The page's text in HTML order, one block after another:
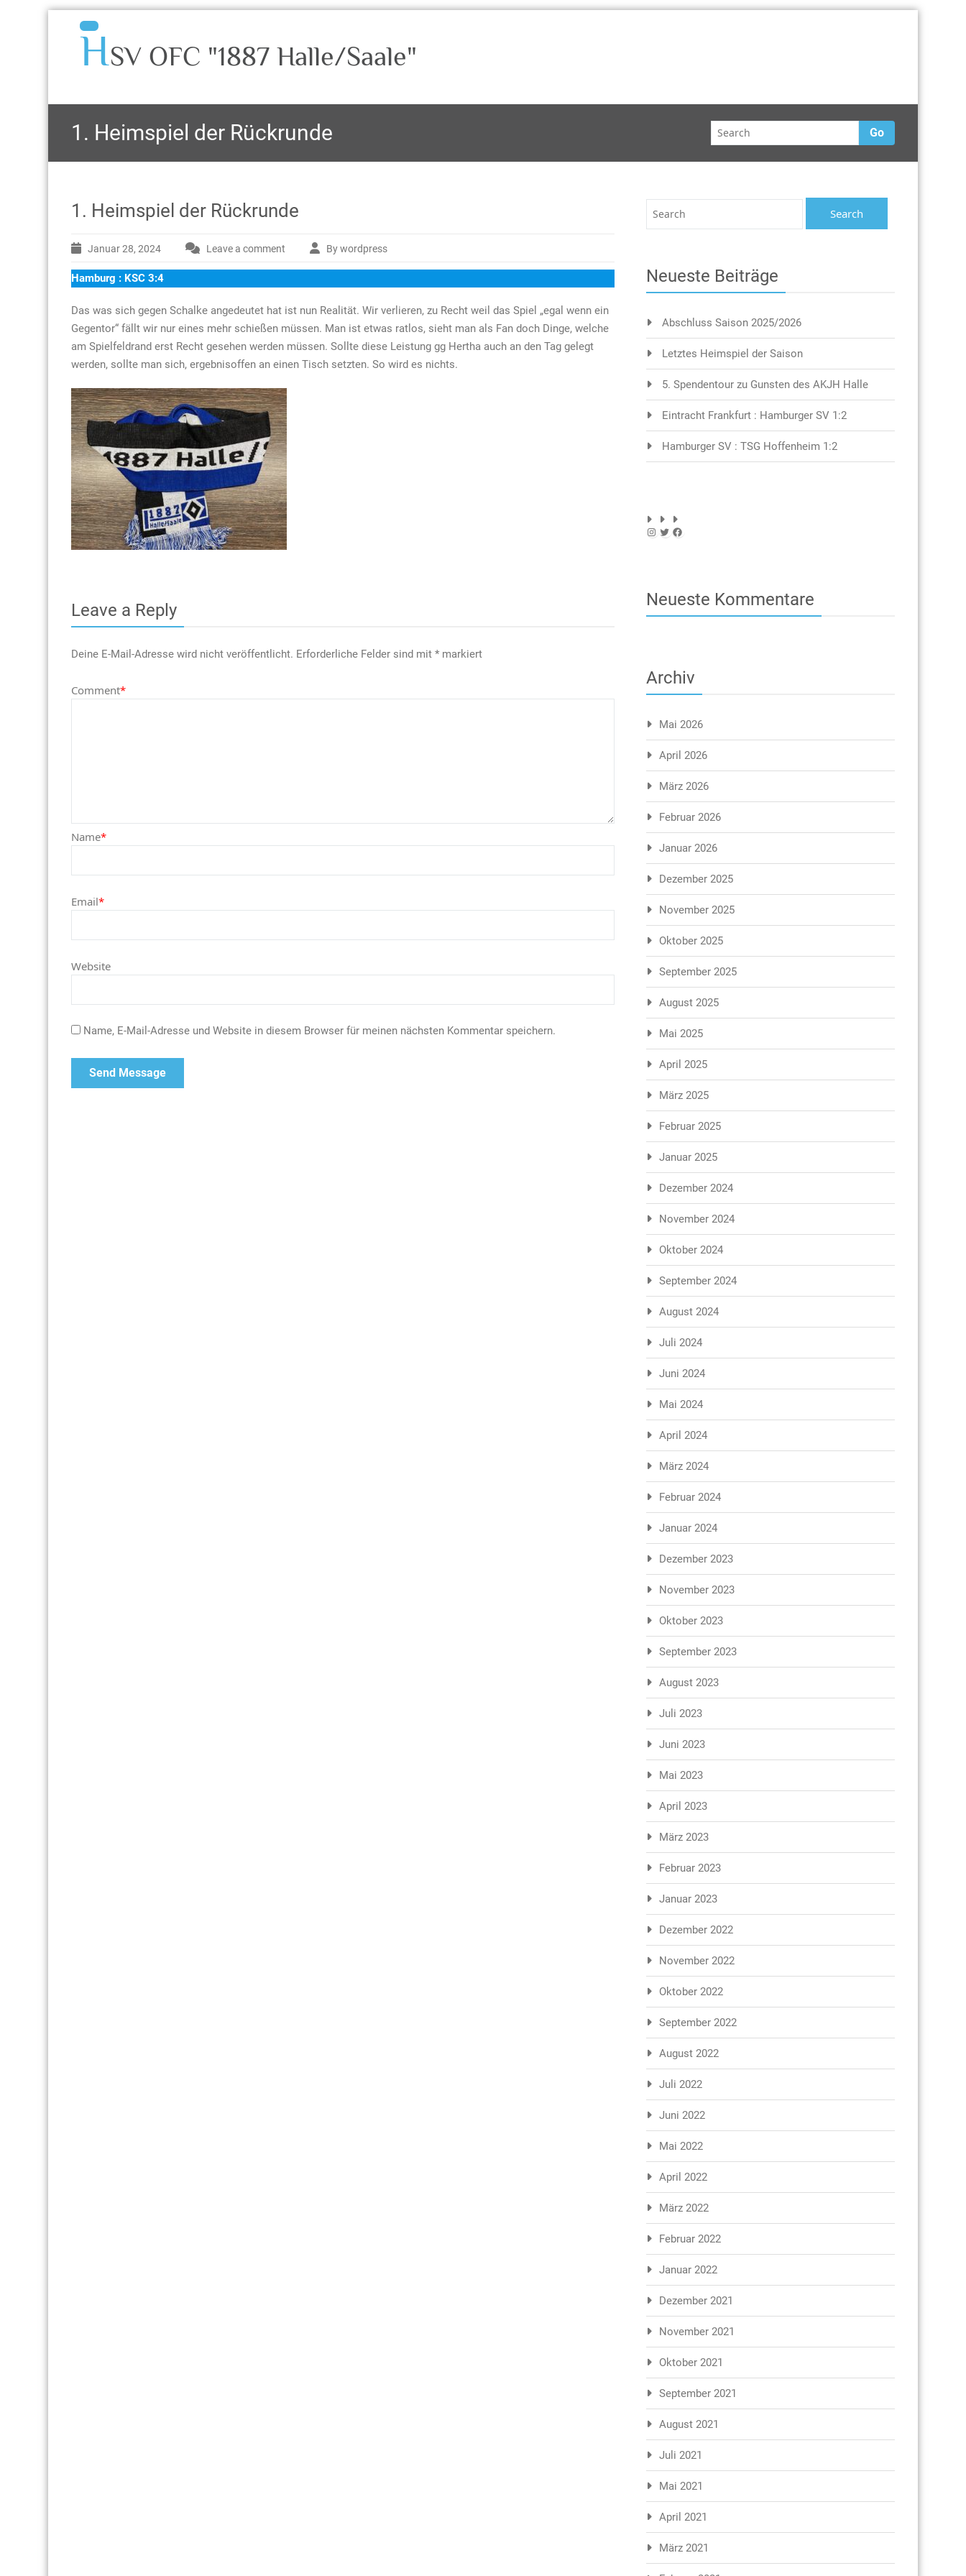
HSV OFC "1887 Halle/Saale"
1. Heimspiel der Rückrunde Go
1. Heimspiel der Rückrunde
Januar 28, 2024 Leave a comment By wordpress
Hamburg : KSC 3:4
Das was sich gegen Schalke angedeutet hat ist nun Realität. Wir verlieren, zu Recht weil das Spiel „egal wenn ein
Gegentor“ fällt wir nur eines mehr schießen müssen. Man ist etwas ratlos, sieht man als Fan doch Dinge, welche
am Spielfeldrand erst Recht gesehen werden müssen. Sollte diese Leistung gg Hertha auch an den Tag gelegt
werden, sollte man sich, ergebnisoffen an einen Tisch setzten. So wird es nichts.
Leave a Reply
Deine E-Mail-Adresse wird nicht veröffentlicht. Erforderliche Felder sind mit * markiert
Comment*
Name*
Email*
Website
Name, E-Mail-Adresse und Website in diesem Browser für meinen nächsten Kommentar speichern.
Neueste Beiträge
Abschluss Saison 2025/2026
Letztes Heimspiel der Saison
5. Spendentour zu Gunsten des AKJH Halle
Eintracht Frankfurt : Hamburger SV 1:2
Hamburger SV : TSG Hoffenheim 1:2
Instagram
TwitterFacebook
Neueste Kommentare
Archiv
Mai 2026
April 2026
März 2026
Februar 2026
Januar 2026
Dezember 2025
November 2025
Oktober 2025
September 2025
August 2025
Mai 2025
April 2025
März 2025
Februar 2025
Januar 2025
Dezember 2024
November 2024
Oktober 2024
September 2024
August 2024
Juli 2024
Juni 2024
Mai 2024
April 2024
März 2024
Februar 2024
Januar 2024
Dezember 2023
November 2023
Oktober 2023
September 2023
August 2023
Juli 2023
Juni 2023
Mai 2023
April 2023
März 2023
Februar 2023
Januar 2023
Dezember 2022
November 2022
Oktober 2022
September 2022
August 2022
Juli 2022
Juni 2022
Mai 2022
April 2022
März 2022
Februar 2022
Januar 2022
Dezember 2021
November 2021
Oktober 2021
September 2021
August 2021
Juli 2021
Mai 2021
April 2021
März 2021